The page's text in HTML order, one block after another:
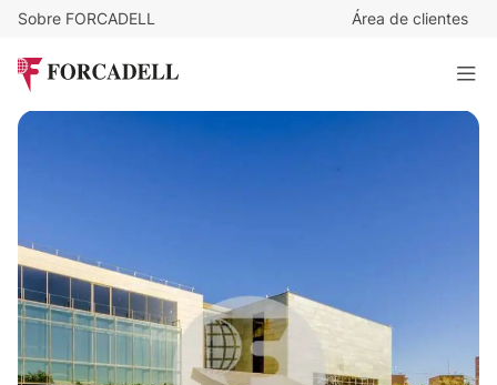
Sobre FORCADELL Área de clientes
Oficina diáfana en alquiler en Arturo Soria, Madrid.
1.221 m²